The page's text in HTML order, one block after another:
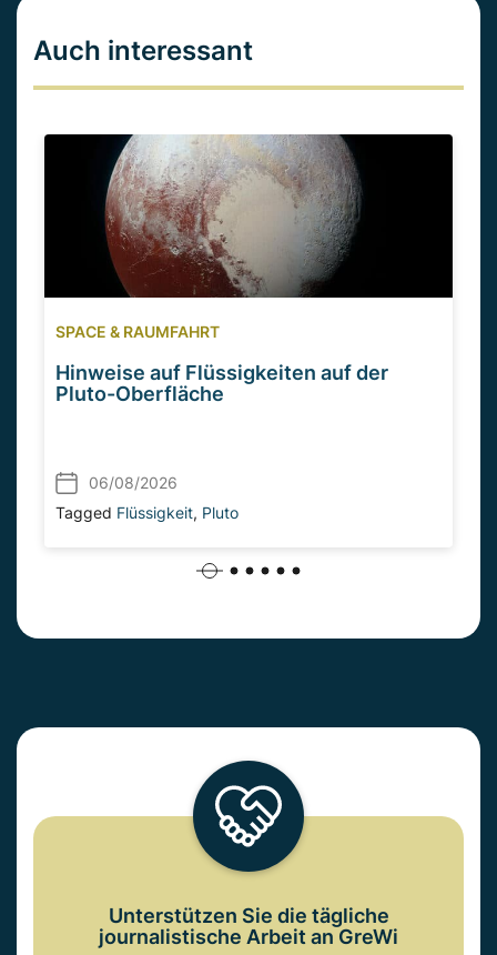
Auch interessant
SPACE & RAUMFAHRT
Hinweise auf Flüssigkeiten auf der
Pluto-Oberfläche
06/08/2026
Tagged Flüssigkeit, Pluto
Unterstützen Sie die tägliche
journalistische Arbeit an GreWi